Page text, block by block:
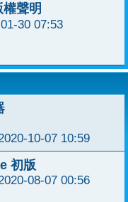
聲明
30 07:53
10-07 10:59
初版
08-07 00:56